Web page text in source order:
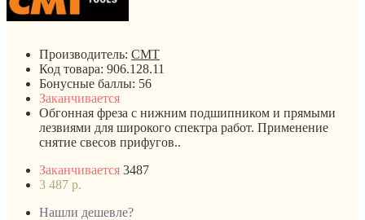
Производитель: CMT
Код товара: 906.128.11
Бонусные баллы: 56
Заканчивается
Обгонная фреза c нижним подшипником и прямыми
лезвиями для широкого спектра работ. Применение
снятие свесов прифугов..
Заканчивается 3487
3 487 р.
Нашли дешевле?